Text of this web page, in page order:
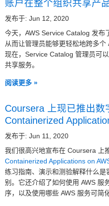
账户在整个组织共享产
发布于: Jun 12, 2020
今天，AWS Service Catalog 发布
从而让管理员能够更轻松地跨多个
现在，Service Catalog 管理员可
共享服务。
阅读更多 »
Coursera 上现已推出数
Containerized
发布于: Jun 11, 2020
我们很高兴地宣布在 Coursera 上
Containerized Applications on
练习指南、演示和测验解释什么
别。它还介绍了如何使用 AWS 服
序，以及使用哪些 AWS 服务可简